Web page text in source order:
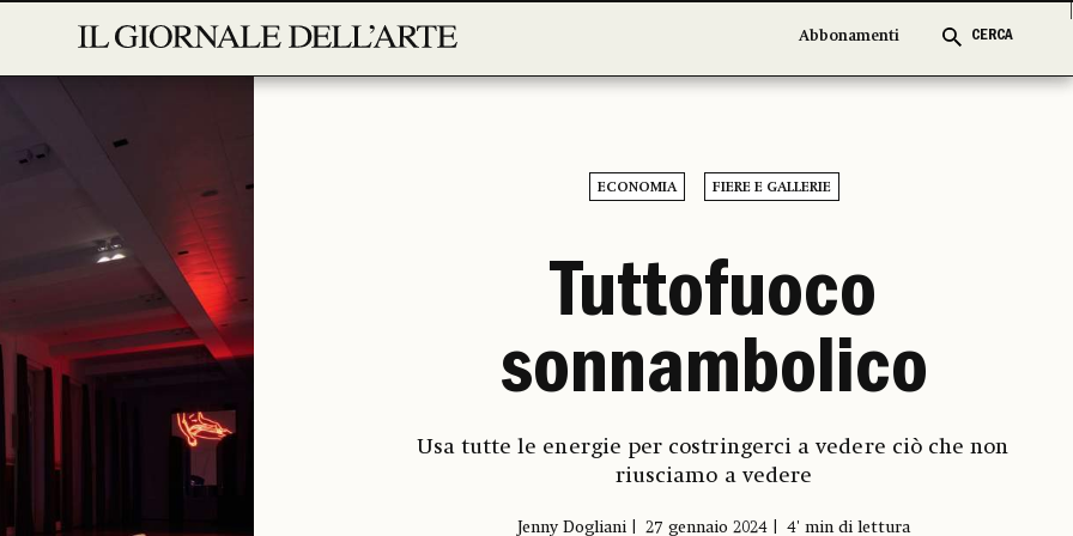
Abbonamenti CERCA
Abbonamenti CERCA
ECONOMIA FIERE E GALLERIE
Tuttofuoco
sonnambolico
Usa tutte le energie per costringerci a vedere ciò che non
riusciamo a vedere
Jenny Dogliani 27 gennaio 2024 4' min di lettura